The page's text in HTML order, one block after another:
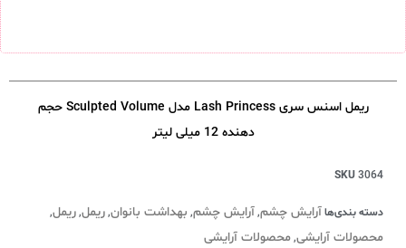
ریمل اسنس سری Lash Princess مدل Sculpted Volume حجم
دهنده 12 میلی لیتر
SKU3064
دسته بندی‌هاآرایش چشم,آرایش چشم, بهداشت بانوان,ریمل,ریمل,
محصولات آرایشی,محصولات آرایشی